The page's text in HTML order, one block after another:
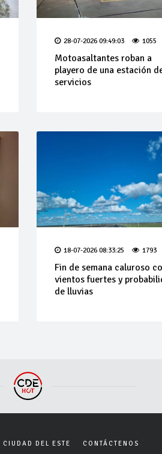
28-07-2026 09:49:03 1055
Motoasaltantes roban a
playero de una estación
servicios
18-07-2026 08:33:25 1793
Fin de semana caluroso
vientos fuertes y
de lluvias
CIUDAD DEL ESTE CONTÁCTENOS